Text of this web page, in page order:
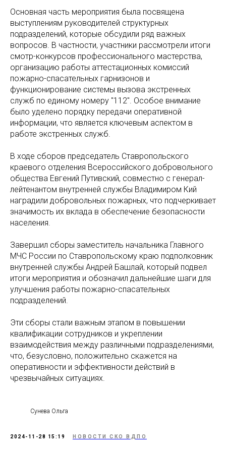
Основная часть мероприятия была посвящена
выступлениям руководителей структурных
подразделений, которые обсудили ряд важных
вопросов. В частности, участники рассмотрели итоги
смотр-конкурсов профессионального мастерства,
организацию работы аттестационных комиссий
пожарно-спасательных гарнизонов и
функционирование системы вызова экстренных
служб по единому номеру "112". Особое внимание
было уделено порядку передачи оперативной
информации, что является ключевым аспектом в
работе экстренных служб.
В ходе сборов председатель Ставропольского
краевого отделения Всероссийского добровольного
общества Евгений Путивский, совместно с генерал-
лейтенантом внутренней службы Владимиром Кий
наградили добровольных пожарных, что подчеркивает
значимость их вклада в обеспечение безопасности
населения.
Завершил сборы заместитель начальника Главного
МЧС России по Ставропольскому краю подполковник
внутренней службы Андрей Башлай, который подвел
итоги мероприятия и обозначил дальнейшие шаги для
улучшения работы пожарно-спасательных
подразделений.
Эти сборы стали важным этапом в повышении
квалификации сотрудников и укреплении
взаимодействия между различными подразделениями,
что, безусловно, положительно скажется на
оперативности и эффективности действий в
чрезвычайных ситуациях.
Сунева Ольга
2024-11-28 15:19 НОВОСТИ СКО ВДПО